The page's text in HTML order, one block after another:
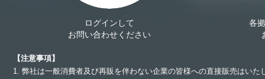
ログインして
お問い合わせください
各
【注意事項】
1. 弊社は一般消費者及び再販を伴わない企業の皆様への直接販売はいた